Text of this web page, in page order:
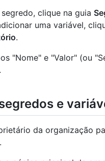
clique na guia
uma variável,
.
"Nome" e "Valor" (ou
.
e
da organização